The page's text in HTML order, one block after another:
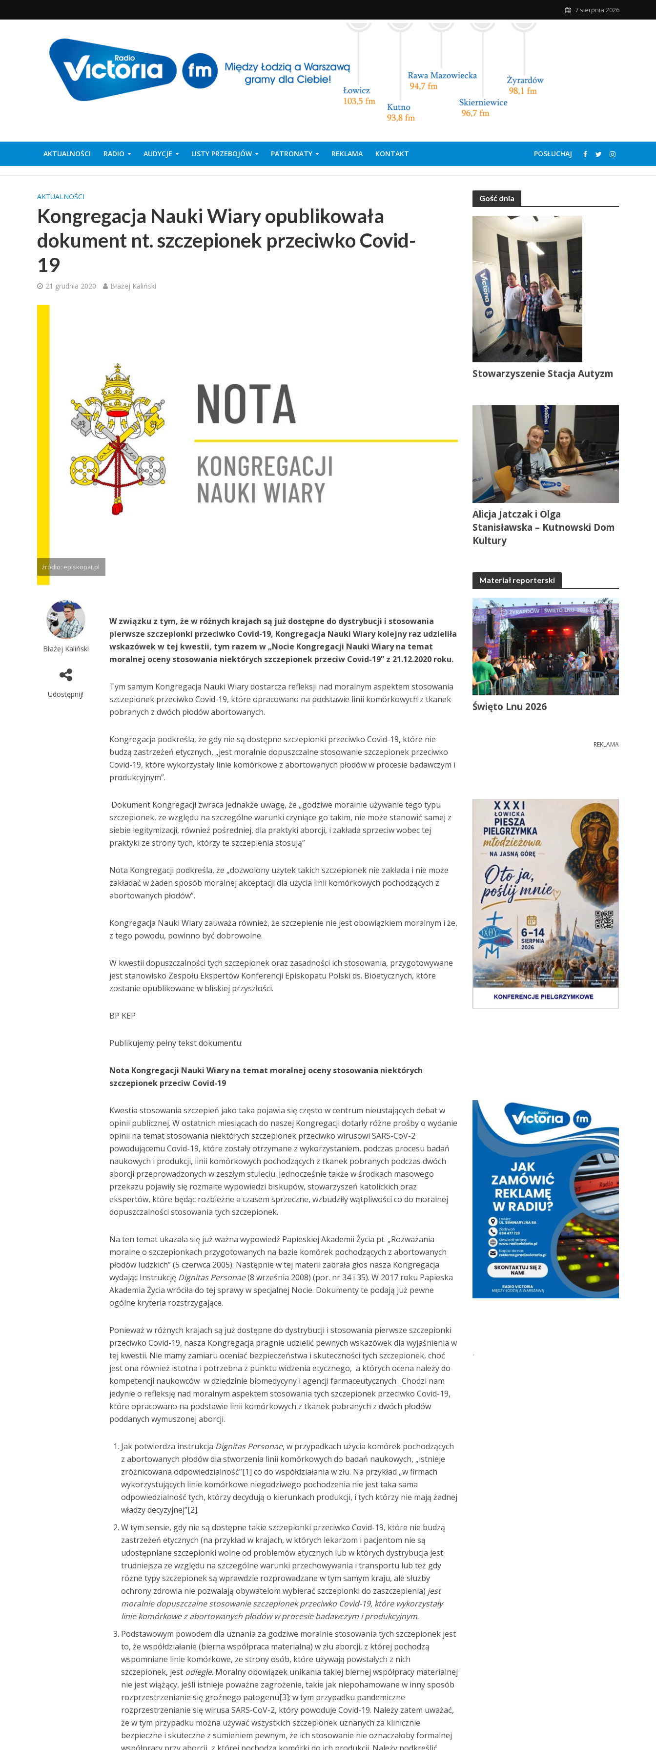
7 sierpnia 2026
AKTUALNOŚCI RADIO AUDYCJE LISTY PRZEBOJÓW PATRONATY REKLAMA KONTAKT POSŁUCHAJ
AKTUALNOŚCI
Kongregacja Nauki Wiary opublikowała
dokument nt. szczepionek przeciwko Covid-
19
21 grudnia 2020 Błażej Kaliński
źródło: episkopat.pl
Błażej Kaliński
Udostępnij!
W związku z tym, że w różnych krajach są już dostępne do dystrybucji i stosowania
pierwsze szczepionki przeciwko Covid-19, Kongregacja Nauki Wiary kolejny raz udzieliła
wskazówek w tej kwestii, tym razem w „Nocie Kongregacji Nauki Wiary na temat
moralnej oceny stosowania niektórych szczepionek przeciw Covid-19” z 21.12.2020 roku.
Tym samym Kongregacja Nauki Wiary dostarcza refleksji nad moralnym aspektem stosowania
szczepionek przeciwko Covid-19, które opracowano na podstawie linii komórkowych z tkanek
pobranych z dwóch płodów abortowanych.
Kongregacja podkreśla, że gdy nie są dostępne szczepionki przeciwko Covid-19, które nie
budzą zastrzeżeń etycznych, „jest moralnie dopuszczalne stosowanie szczepionek przeciwko
Covid-19, które wykorzystały linie komórkowe z abortowanych płodów w procesie badawczym i
produkcyjnym”.
Dokument Kongregacji zwraca jednakże uwagę, że „godziwe moralnie używanie tego typu
szczepionek, ze względu na szczególne warunki czyniące go takim, nie może stanowić samej z
siebie legitymizacji, również pośredniej, dla praktyki aborcji, i zakłada sprzeciw wobec tej
praktyki ze strony tych, którzy te szczepienia stosują”
Nota Kongregacji podkreśla, że „dozwolony użytek takich szczepionek nie zakłada i nie może
zakładać w żaden sposób moralnej akceptacji dla użycia linii komórkowych pochodzących z
abortowanych płodów”.
Kongregacja Nauki Wiary zauważa również, że szczepienie nie jest obowiązkiem moralnym i że,
z tego powodu, powinno być dobrowolne.
W kwestii dopuszczalności tych szczepionek oraz zasadności ich stosowania, przygotowywane
jest stanowisko Zespołu Ekspertów Konferencji Episkopatu Polski ds. Bioetycznych, które
zostanie opublikowane w bliskiej przyszłości.
BP KEP
Publikujemy pełny tekst dokumentu:
Nota Kongregacji Nauki Wiaryna temat moralnej ocenystosowania niektórych
szczepionek przeciw Covid-19
Kwestia stosowania szczepień jako taka pojawia się często w centrum nieustających debat w
opinii publicznej. W ostatnich miesiącach do naszej Kongregacji dotarły różne prośby o wydanie
opinii na temat stosowania niektórych szczepionek przeciwko wirusowi SARS-CoV-2
powodującemu Covid-19, które zostały otrzymane z wykorzystaniem, podczas procesu badań
naukowych i produkcji, linii komórkowych pochodzących z tkanek pobranych podczas dwóch
aborcji przeprowadzonych w zeszłym stuleciu. Jednocześnie także w środkach masowego
przekazu pojawiły się rozmaite wypowiedzi biskupów, stowarzyszeń katolickich oraz
ekspertów, które będąc rozbieżne a czasem sprzeczne, wzbudziły wątpliwości co do moralnej
dopuszczalności stosowania tych szczepionek.
Na ten temat ukazała się już ważna wypowiedź Papieskiej Akademii Życia pt. „Rozważania
moralne o szczepionkach przygotowanych na bazie komórek pochodzących z abortowanych
płodów ludzkich” (5 czerwca 2005). Następnie w tej materii zabrała głos nasza Kongregacja
wydając Instrukcję Dignitas Personae(8 września 2008) (por. nr 34 i 35). W 2017 roku Papieska
Akademia Życia wróciła do tej sprawy w specjalnej Nocie. Dokumenty te podają już pewne
ogólne kryteria rozstrzygające.
Ponieważ w różnych krajach są już dostępne do dystrybucji i stosowania pierwsze szczepionki
przeciwko Covid-19, nasza Kongregacja pragnie udzielić pewnych wskazówek dla wyjaśnienia w
tej kwestii. Nie mamy zamiaru oceniać bezpieczeństwa i skuteczności tych szczepionek, choć
jest ona również istotna i potrzebna z punktu widzenia etycznego, a których ocena należy do
kompetencji naukowców w dziedzinie biomedycyny i agencji farmaceutycznych . Chodzi nam
jedynie o refleksję nad moralnym aspektem stosowania tych szczepionek przeciwko Covid-19,
które opracowano na podstawie linii komórkowych z tkanek pobranych z dwóch płodów
poddanych wymuszonej aborcji.
Jak potwierdza instrukcja Dignitas Personae, w przypadkach użycia komórek pochodzących
z abortowanych płodów dla stworzenia linii komórkowych do badań naukowych, „istnieje
zróżnicowana odpowiedzialność”[1] co do współdziałania w złu. Na przykład „w firmach
wykorzystujących linie komórkowe niegodziwego pochodzenia nie jest taka sama
odpowiedzialność tych, którzy decydują o kierunkach produkcji, i tych którzy nie mają żadnej
władzy decyzyjnej”[2].
W tym sensie, gdy nie są dostępne takie szczepionki przeciwko Covid-19, które nie budzą
zastrzeżeń etycznych (na przykład w krajach, w których lekarzom i pacjentom nie są
udostępniane szczepionki wolne od problemów etycznych lub w których dystrybucja jest
trudniejsza ze względu na szczególne warunki przechowywania i transportu lub też gdy
różne typy szczepionek są wprawdzie rozprowadzane w tym samym kraju, ale służby
ochrony zdrowia nie pozwalają obywatelom wybierać szczepionki do zaszczepienia) jest
moralnie dopuszczalne stosowanie szczepionek przeciwko Covid-19, które wykorzystały
linie komórkowe z abortowanych płodów w procesie badawczym i produkcyjnym.
Podstawowym powodem dla uznania za godziwe moralnie stosowania tych szczepionek jest
to, że współdziałanie (bierna współpraca materialna) w złu aborcji, z której pochodzą
wspomniane linie komórkowe, ze strony osób, które używają powstałych z nich
szczepionek, jest odległe. Moralny obowiązek unikania takiej biernej współpracy materialnej
nie jest wiążący, jeśli istnieje poważne zagrożenie, takie jak niepohamowane w inny sposób
rozprzestrzenianie się groźnego patogenu[3]: w tym przypadku pandemiczne
rozprzestrzenianie się wirusa SARS-CoV-2, który powoduje Covid-19. Należy zatem uważać,
że w tym przypadku można używać wszystkich szczepionek uznanych za klinicznie
bezpieczne i skuteczne z sumieniem pewnym, że ich stosowanie nie oznaczałoby formalnej
Gość dnia
Stowarzyszenie Stacja Autyzm
Alicja Jatczak i Olga
Stanisławska – Kutnowski Dom
Kultury
Materiał reporterski
Święto Lnu 2026
REKLAMA
.